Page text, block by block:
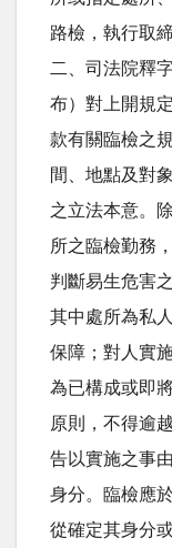
路檢，執行取
二、司法院釋
布）對上開規
款有關臨檢之
間、地點及對
之立法本意。
所之臨檢勤務
判斷易生危害
其中處所為私
保障；對人實
為已構成或即
原則，不得逾
告以實施之事
身分。臨檢應
從確定其身分